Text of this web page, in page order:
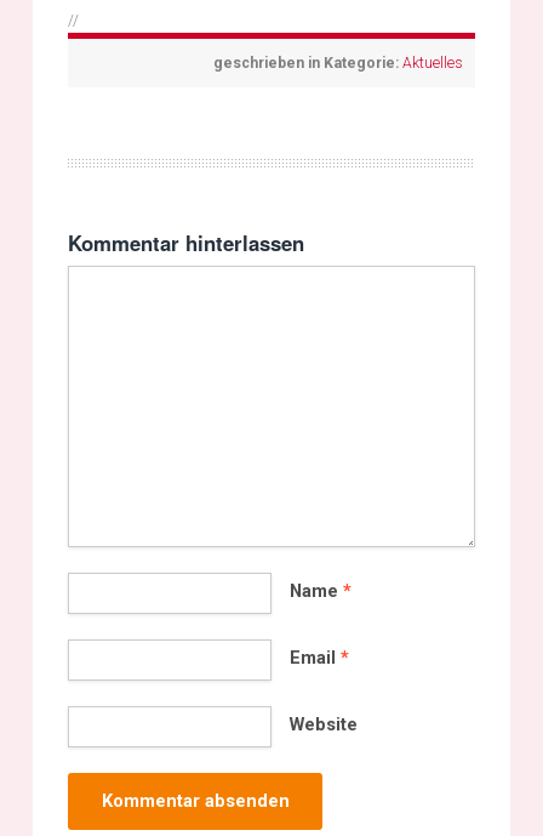
//
geschrieben in Kategorie: Aktuelles
Kommentar hinterlassen
Name *
Email *
Website